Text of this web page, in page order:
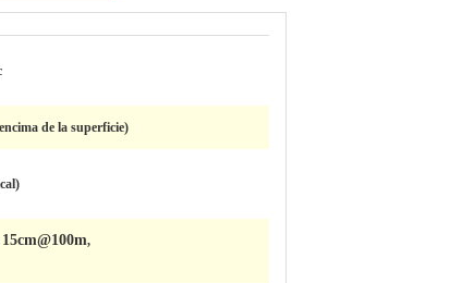
de la superficie)
,